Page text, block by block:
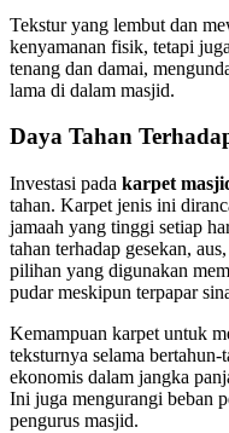
Tekstur yang lembut dan
kenyamanan fisik, tetapi
tenang dan damai,
lama di dalam masjid.
Daya Tahan
Investasi pada karpet
tahan. Karpet jenis ini
jamaah yang tinggi setiap
tahan terhadap gesekan,
pilihan yang digunakan
pudar meskipun terpapar
Kemampuan karpet untuk
teksturnya selama
ekonomis dalam jangka
Ini juga mengurangi beban
pengurus masjid.